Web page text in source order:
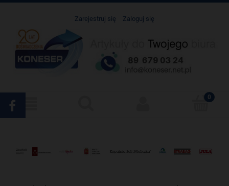
Zarejestruj się Zaloguj się